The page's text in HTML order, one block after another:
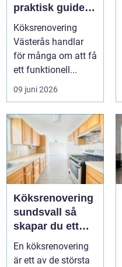
praktisk guide
till ett lyckat
projekt
Köksrenovering
Västerås handlar
för många om att få
ett funktionell...
09 juni 2026
Köksrenovering
sundsvall så
skapar du ett
hållbart och
funktionellt kök
En köksrenovering
är ett av de största